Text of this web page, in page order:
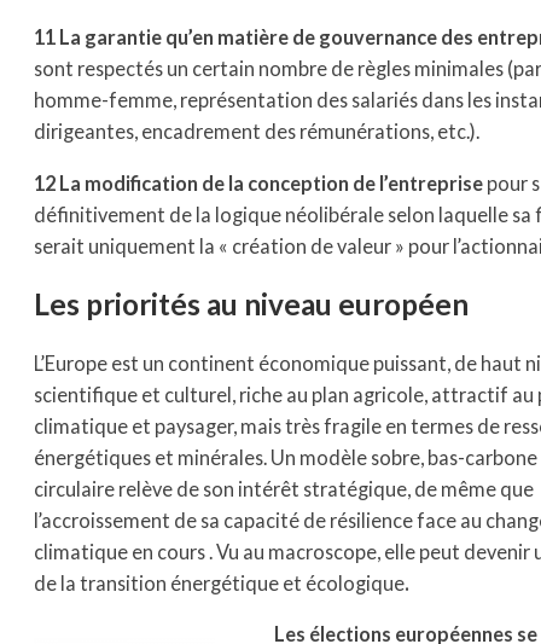
11 La garantie qu’en matière de gouvernance des
sont respectés un certain nombre de règles minimales
homme-femme, représentation des salariés dans les
dirigeantes, encadrement des rémunérations, etc.).
12 La modification de la conception de l’entreprise pour
définitivement de la logique néolibérale selon laquelle sa
serait uniquement la « création de valeur » pour
Les priorités au niveau européen
L’Europe est un continent économique puissant, de haut
scientifique et culturel, riche au plan agricole, attractif au
climatique et paysager, mais très fragile en termes de
énergétiques et minérales. Un modèle sobre, bas-
circulaire relève de son intérêt stratégique, de même que
l’accroissement de sa capacité de résilience face au
climatique en cours . Vu au macroscope, elle peut devenir
de la transition énergétique et écologique.
Les élections européennes